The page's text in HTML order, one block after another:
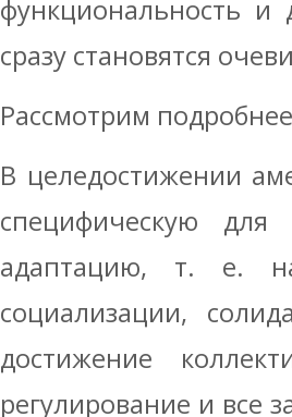
функциональность и
сразу становятся
Рассмотрим
В целедостижении
специфическую
адаптацию, т. е.
социализации,
достижение
регулирование и все